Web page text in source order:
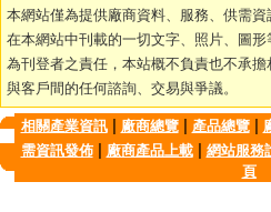
本網站僅為提供廠商資料、服務、供需
在本網站中刊載的一切文字、照片、圖
為刊登者之責任，本站概不負責也不承
與客戶間的任何諮詢、交易與爭議。
相關產業資訊| 廠商總覽| 產品總覽|
需資訊發佈| 廠商產品上載| 網站服務
頁